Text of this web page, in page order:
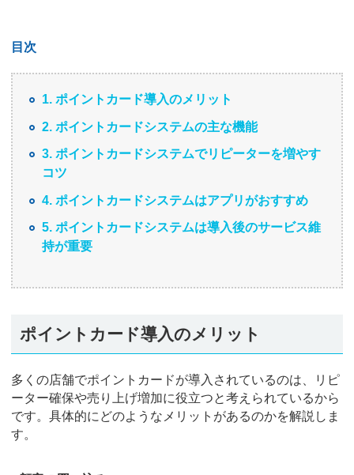
目次
1. ポイントカード導入のメリット
2. ポイントカードシステムの主な機能
3. ポイントカードシステムでリピーターを増やす
コツ
4. ポイントカードシステムはアプリがおすすめ
5. ポイントカードシステムは導入後のサービス維
持が重要
ポイントカード導入のメリット
多くの店舗でポイントカードが導入されているのは、リピ
ーター確保や売り上げ増加に役立つと考えられているから
です。具体的にどのようなメリットがあるのかを解説しま
す。